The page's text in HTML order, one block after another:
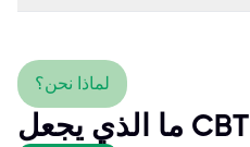
لماذا نحن؟